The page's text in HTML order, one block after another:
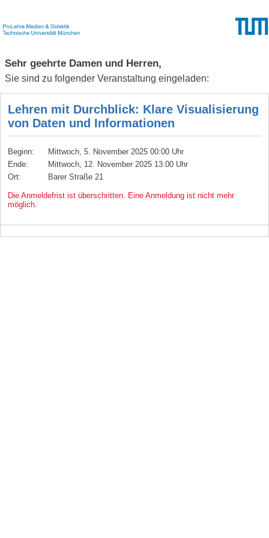
Sehr geehrte Damen und Herren,
Sie sind zu folgender Veranstaltung eingeladen:
Lehren mit Durchblick: Klare Visualisierung
von Daten und Informationen
Beginn:
Mittwoch, 5. November 2025 00:00 Uhr
Ende:
Mittwoch, 12. November 2025 13:00 Uhr
Ort:
Barer Straße 21
Die Anmeldefrist ist überschritten. Eine Anmeldung ist nicht mehr
möglich.